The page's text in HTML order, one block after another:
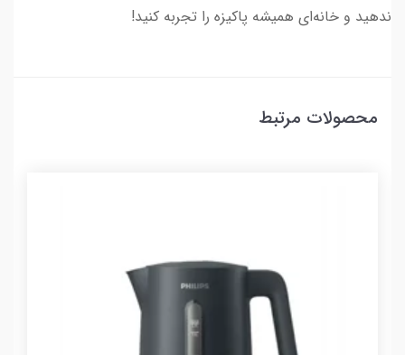
ندهید و خانه‌ای همیشه پاکیزه را تجربه کنید!
محصولات مرتبط